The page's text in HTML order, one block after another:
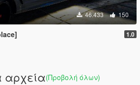
46.433 150
1.0
αρχεία(Προβολή όλων)